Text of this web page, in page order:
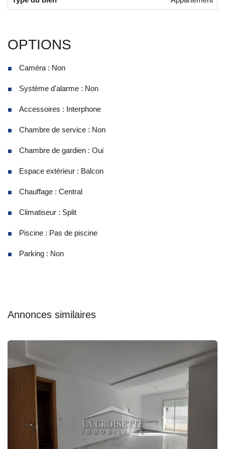
OPTIONS
Caméra : Non
Système d'alarme : Non
Accessoires : Interphone
Chambre de service : Non
Chambre de gardien : Oui
Espace extérieur : Balcon
Chauffage : Central
Climatiseur : Split
Piscine : Pas de piscine
Parking : Non
Annonces similaires